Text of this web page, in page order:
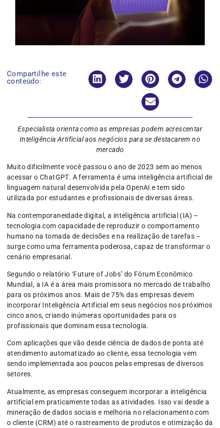
Compartilhe este
conteúdo:
Especialista orienta como as empresas podem acrescentar
Inteligência Artificial aos negócios para se destacarem no
mercado
Muito dificilmente você passou o ano de 2023 sem ao menos
acessar o ChatGPT. A ferramenta é uma inteligência artificial de
linguagem natural desenvolvida pela OpenAI e tem sido
utilizada por estudantes e profissionais de diversas áreas.
Na contemporaneidade digital, a inteligência artificial (IA) –
tecnologia com capacidade de reproduzir o comportamento
humano na tomada de decisões e na realização de tarefas –
surge como uma ferramenta poderosa, capaz de transformar o
cenário empresarial.
Segundo o relatório ‘Future of Jobs’ do Fórum Econômico
Mundial, a IA é a área mais promissora no mercado de trabalho
para os próximos anos. Mais de 75% das empresas devem
incorporar Inteligência Artificial em seus negócios nos próximos
cinco anos, criando inúmeras oportunidades para os
profissionais que dominam essa tecnologia.
Com aplicações que vão desde ciência de dados de ponta até
atendimento automatizado ao cliente, essa tecnologia vem
sendo implementada aos poucos pelas empresas de diversos
setores.
Atualmente, as empresas conseguem incorporar a inteligência
artificial em praticamente todas as atividades. Isso vai desde a
mineração de dados sociais e melhoria no relacionamento com
o cliente (CRM) até o rastreamento de produtos e otimização da